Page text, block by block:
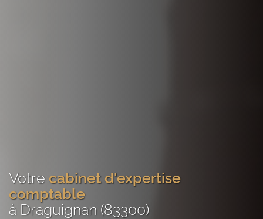
Votre cabinet d'expertise
comptable
à Draguignan (83300)